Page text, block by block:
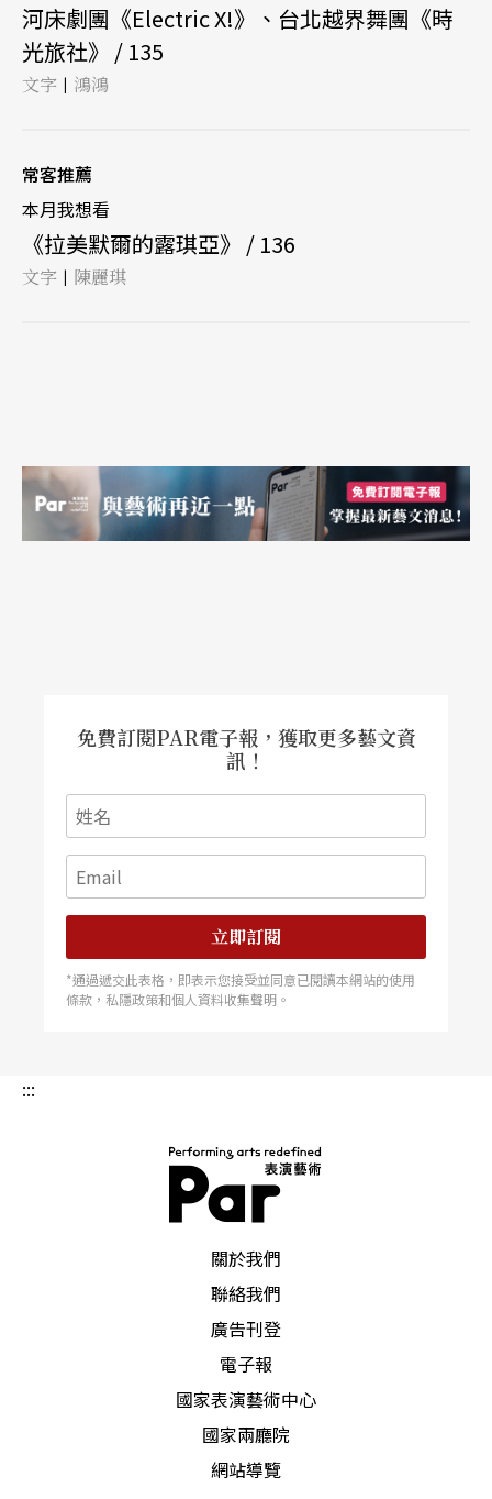
河床劇團《Electric X!》、台北越界舞團《時
光旅社》 / 135
文字 | 鴻鴻
常客推薦
本月我想看
《拉美默爾的露琪亞》 / 136
文字 | 陳麗琪
免費訂閱PAR電子報，獲取更多藝文資
訊！
立即訂閱
*通過遞交此表格，即表示您接受並同意已閱讀本網站的使用
條款，私隱政策和個人資料收集聲明。
:::
關於我們
聯絡我們
廣告刊登
電子報
國家表演藝術中心
國家兩廳院
網站導覽